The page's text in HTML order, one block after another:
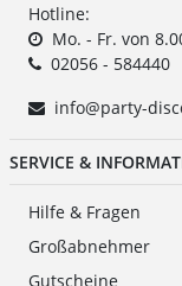
Hotline:
Mo. - Fr. von
02056 - 584440
info@party-
SERVICE &
Hilfe & Fragen
Großabnehmer
Gutscheine